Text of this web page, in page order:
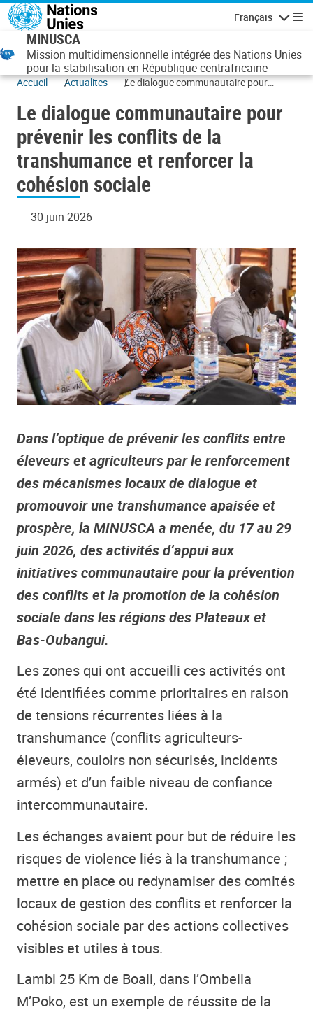
Aller au contenu principal
Français
MINUSCA
Mission multidimensionnelle intégrée des Nations Unies
pour la stabilisation en République centrafricaine
Accueil Actualites
Le dialogue communautaire pour
et renforcer la cohésion sociale
Le dialogue communautaire pour
prévenir les conflits de la
transhumance et renforcer la
cohésion sociale
30 juin 2026
Dans l’optique de prévenir les conflits entre
éleveurs et agriculteurs par le renforcement
des mécanismes locaux de dialogue et
promouvoir une transhumance apaisée et
prospère, la MINUSCA a menée, du 17 au 29
juin 2026, des activités d’appui aux
initiatives communautaire pour la prévention
des conflits et la promotion de la cohésion
sociale dans les régions des Plateaux et
Bas-Oubangui.
Les zones qui ont accueilli ces activités ont
été identifiées comme prioritaires en raison
de tensions récurrentes liées à la
transhumance (conflits agriculteurs-
éleveurs, couloirs non sécurisés, incidents
armés) et d’un faible niveau de confiance
intercommunautaire.
Les échanges avaient pour but de réduire les
risques de violence liés à la transhumance ;
mettre en place ou redynamiser des comités
locaux de gestion des conflits et renforcer la
cohésion sociale par des actions collectives
visibles et utiles à tous.
Lambi 25 Km de Boali, dans l’Ombella
M’Poko, est un exemple de réussite de la